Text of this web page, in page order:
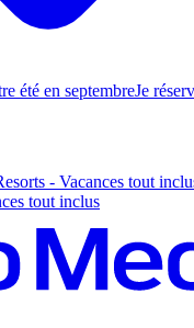
été en septembreJe
- Vacances tout
tout inclus